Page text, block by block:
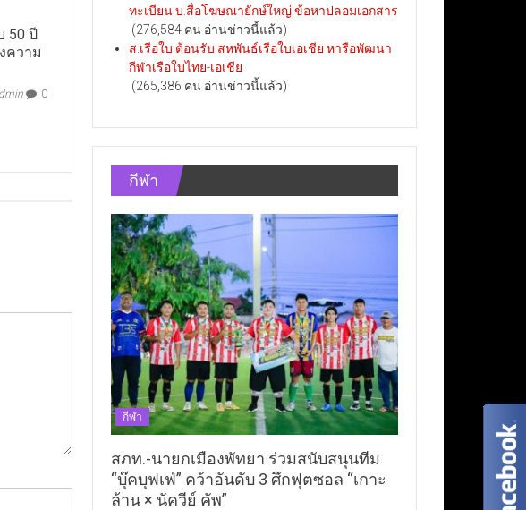
50 ปี
ความ
0
ทะเบียน บ.สื่อโฆษณายักษ์ใหญ่ ข้อหาปลอมเอกสาร
(276,584 คน อ่านข่าวนี้แล้ว)
ส.เรือใบ ต้อนรับ สหพันธ์เรือใบเอเชีย หารือพัฒนา
กีฬาเรือใบไทย-เอเชีย
(265,386 คน อ่านข่าวนี้แล้ว)
กีฬา
กีฬา
สภท.-นายกเมืองพัทยา ร่วมสนับสนุนทีม
“บุ๊คบุฟเฟ่” คว้าอันดับ 3 ศึกฟุตซอล “เกาะ
ล้าน × นัควีย์ คัพ”